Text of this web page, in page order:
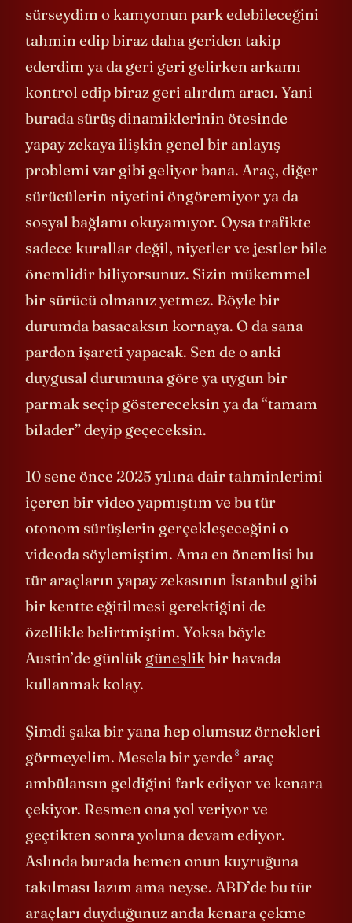
etmek zorunda kalıyor. Normalde ben
sürseydim o kamyonun park edebileceğini
tahmin edip biraz daha geriden takip
ederdim ya da geri geri gelirken arkamı
kontrol edip biraz geri alırdım aracı. Yani
burada sürüş dinamiklerinin ötesinde
yapay zekaya ilişkin genel bir anlayış
problemi var gibi geliyor bana. Araç, diğer
sürücülerin niyetini öngöremiyor ya da
sosyal bağlamı okuyamıyor. Oysa trafikte
sadece kurallar değil, niyetler ve jestler bile
önemlidir biliyorsunuz. Sizin mükemmel
bir sürücü olmanız yetmez. Böyle bir
durumda basacaksın kornaya. O da sana
pardon işareti yapacak. Sen de o anki
duygusal durumuna göre ya uygun bir
parmak seçip göstereceksin ya da “tamam
10 sene önce 2025 yılına dair tahminlerimi
içeren bir video yapmıştım ve bu tür
otonom sürüşlerin gerçekleşeceğini o
videoda söylemiştim. Ama en önemlisi bu
tür araçların yapay zekasının İstanbul gibi
bir kentte eğitilmesi gerektiğini de
özellikle belirtmiştim. Yoksa böyle
Austin’de günlük
Şimdi şaka bir yana hep olumsuz örnekleri
görmeyelim. Meselabir yerde araç
ambülansın geldiğini fark ediyor ve kenara
çekiyor. Resmen ona yol veriyor ve
geçtikten sonra yoluna devam ediyor.
Aslında burada hemen onun kuyruğuna
takılması lazım ama neyse. ABD’de bu tür